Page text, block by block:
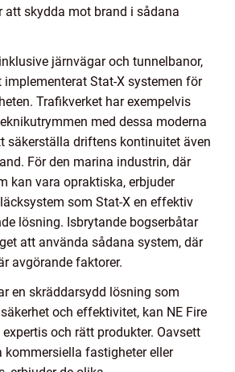
att skydda mot brand i sådana
järnvägar och tunnelbanor,
Stat-X systemen för
Trafikverket har exempelvis
med dessa moderna
säkerställa driftens kontinuitet även
För den marina industrin, där
kan vara opraktiska, erbjuder
som Stat-X en effektiv
lösning. Isbrytande bogserbåtar
att använda sådana system, där
avgörande faktorer.
en skräddarsydd lösning som
och effektivitet, kan NE Fire
och rätt produkter. Oavsett
kommersiella fastigheter eller